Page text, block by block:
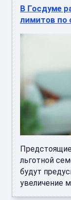
В Госдуме
лимитов по
льготной
будут
увеличение